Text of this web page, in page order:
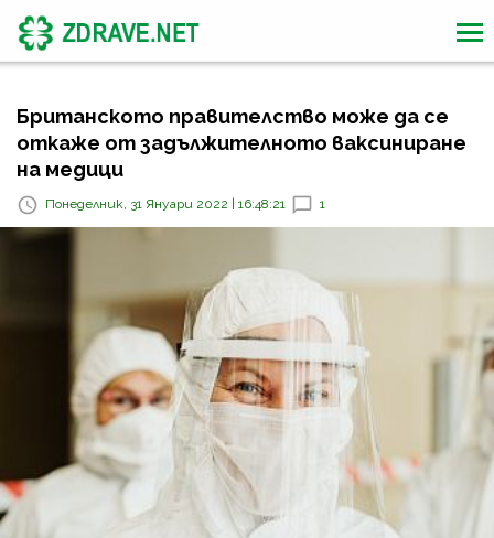
Британското правителство може да се
откаже от задължителното ваксиниране
на медици
Понеделник, 31 Януари 2022 | 16:48:21 1